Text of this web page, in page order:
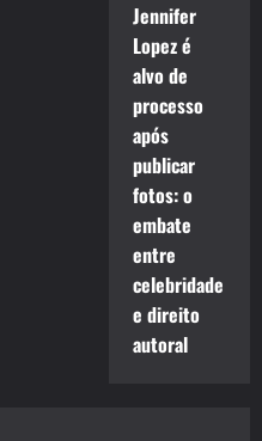
Jennifer
Lopez é
alvo de
processo
após
publicar
fotos: o
embate
entre
celebridade
e direito
autoral